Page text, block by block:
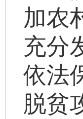
加农
充分
依法
脱贫